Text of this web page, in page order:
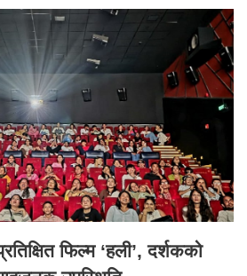
फिल्म ‘हली’, दर्शकको